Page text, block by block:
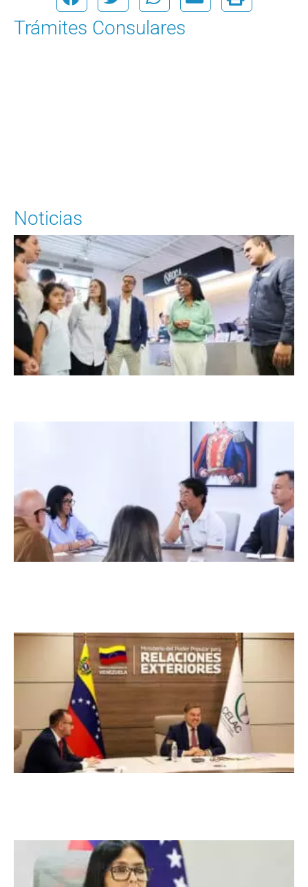
Trámites Consulares
Noticias